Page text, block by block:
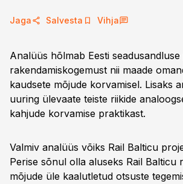
Jaga Salvesta Vihja
Analüüs hõlmab Eesti seadusandluse
rakendamiskogemust nii maade
kaudsete mõjude korvamisel. Lisaks
uuring ülevaate teiste riikide
kahjude korvamise praktikast.
Valmiv analüüs võiks Rail Balticu
Perise sõnul olla aluseks Rail Balticu
mõjude üle kaalutletud otsuste